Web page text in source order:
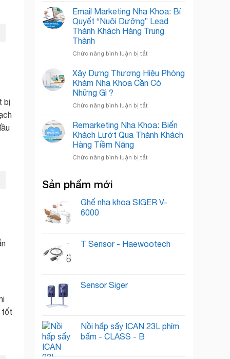
bị
tốt
Chuyên
Nghiệp
Cẩm
Phả
–
Nâng
Nụ
Chuẩn
Mực
Phá
Thiết
Kế
Của
Khoa
Smile
Email Marketing Nha Khoa: Bí
Quyết “Nuôi Dưỡng” Lead
Thành Khách Hàng Trung
Thành
Chức năng bình luận bị tắtở
Marketing
Nha
Khoa:
Quyết
Dưỡng”
Lead
Thành
Hàng
Xây Dựng Thương Hiệu Phòng
Khám Nha Khoa Cần Có
Những Gì ?
Chức năng bình luận bị tắtở
Dựng
Thương
Hiệu
Khám
Những
Remarketing Nha Khoa: Biến
Khách Lướt Qua Thành Khách
Hàng Tiềm Năng
Chức năng bình luận bị tắtở
Khách
Hàng
Sản phẩm mới
Ghế nha khoa SIGER V-
6000
T Sensor - Haewootech
Sensor Siger
Nồi hấp sấy ICAN 23L phím
bấm - CLASS - B